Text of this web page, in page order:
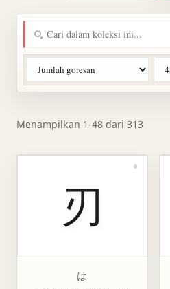
Menampilkan 1-48 dari 313
刃
は